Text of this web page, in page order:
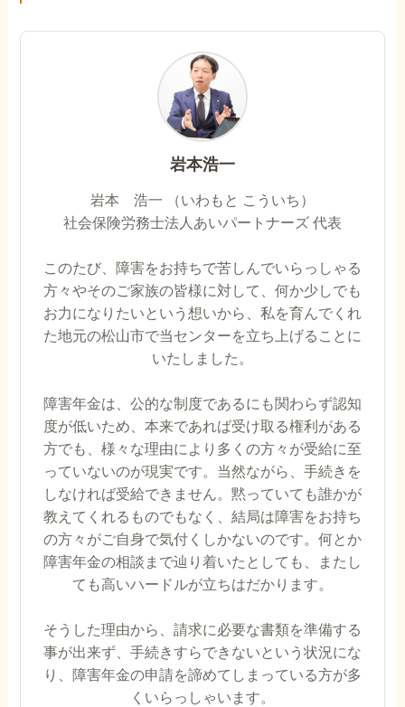
岩本浩一
岩本 浩一 （いわもと こういち）
社会保険労務士法人あいパートナーズ 代表
このたび、障害をお持ちで苦しんでいらっしゃる
方々やそのご家族の皆様に対して、何か少しでも
お力になりたいという想いから、私を育んでくれ
た地元の松山市で当センターを立ち上げることに
いたしました。
障害年金は、公的な制度であるにも関わらず認知
度が低いため、本来であれば受け取る権利がある
方でも、様々な理由により多くの方々が受給に至
っていないのが現実です。当然ながら、手続きを
しなければ受給できません。黙っていても誰かが
教えてくれるものでもなく、結局は障害をお持ち
の方々がご自身で気付くしかないのです。何とか
障害年金の相談まで辿り着いたとしても、またし
ても高いハードルが立ちはだかります。
そうした理由から、請求に必要な書類を準備する
事が出来ず、手続きすらできないという状況にな
り、障害年金の申請を諦めてしまっている方が多
くいらっしゃいます。